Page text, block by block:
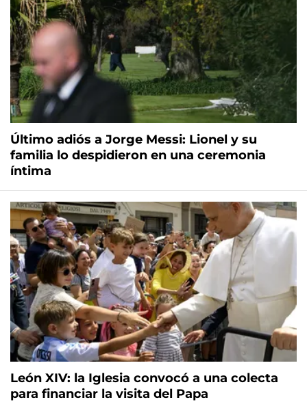
Último adiós a Jorge Messi: Lionel y su
familia lo despidieron en una ceremonia
íntima
León XIV: la Iglesia convocó a una colecta
para financiar la visita del Papa